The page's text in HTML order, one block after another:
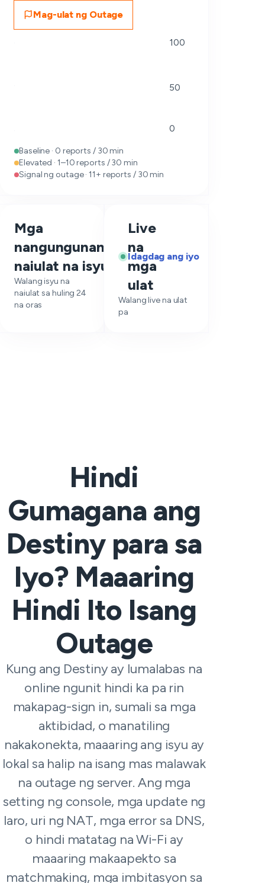
Mag-ulat ng Outage
100
50
0
Baseline · 0 reports / 30 min
Elevated · 1–10 reports / 30 min
Signal ng outage · 11+ reports / 30 min
Mga
nangungunang
naiulat na isyu
Walang isyu na
naiulat sa huling 24
na oras
Live
na
mga
ulat
Idagdag ang iyo
Walang live na ulat
pa
Hindi
Gumagana ang
Destiny para sa
Iyo? Maaaring
Hindi Ito Isang
Outage
Kung ang Destiny ay lumalabas na
online ngunit hindi ka pa rin
makapag-sign in, sumali sa mga
aktibidad, o manatiling
nakakonekta, maaaring ang isyu ay
lokal sa halip na isang mas malawak
na outage ng server. Ang mga
setting ng console, mga update ng
laro, uri ng NAT, mga error sa DNS,
o hindi matatag na Wi-Fi ay
maaaring makaapekto sa
matchmaking, mga imbitasyon sa